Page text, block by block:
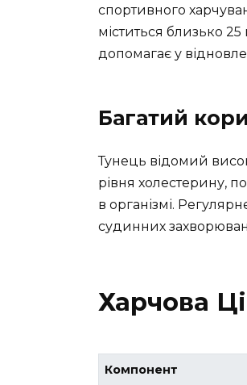
спортивного
міститься близько 25
допомагає у
Багатий
Тунець відомий
рівня холестерину,
в організмі.
судинних
Харчова
Компонент